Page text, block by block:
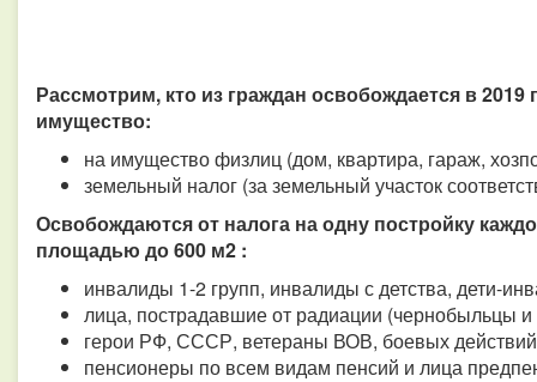
Рассмотрим, кто из граждан освобождается в
имущество:
на имущество физлиц (дом, квартира, гараж,
земельный налог (за земельный участок
Освобождаются от налога на одну постройку
площадью до 600 м2 :
инвалиды 1-2 групп, инвалиды с детства, дети-
лица, пострадавшие от радиации (чернобыльцы
герои РФ, СССР, ветераны ВОВ, боевых
пенсионеры по всем видам пенсий и лица